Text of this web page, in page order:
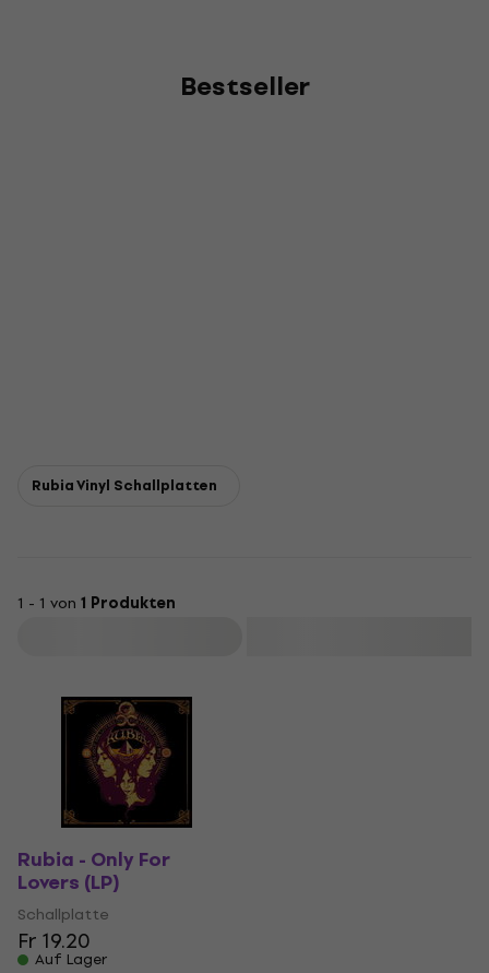
Bestseller
Rubia Vinyl Schallplatten
1 - 1 von 1 Produkten
Rubia - Only For
Lovers (LP)
Schallplatte
Fr 19.20
Auf Lager